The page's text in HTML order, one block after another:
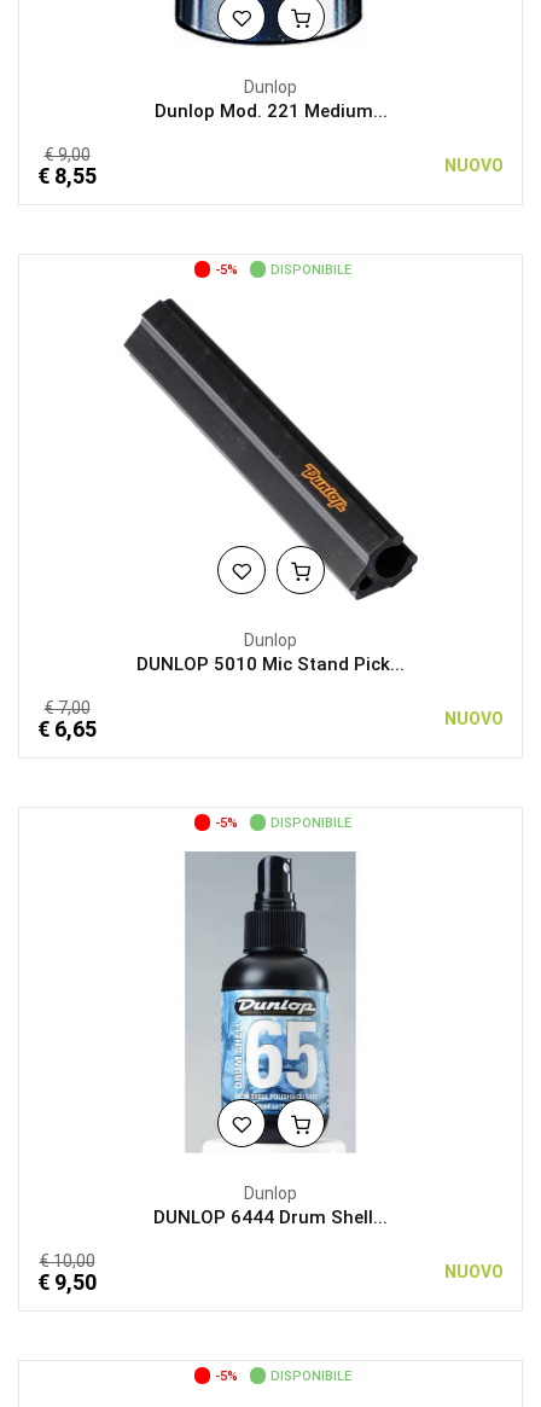
Dunlop
Dunlop Mod. 221 Medium...
€ 9,00
€ 8,55 NUOVO
-5% DISPONIBILE
Dunlop
DUNLOP 5010 Mic Stand Pick...
€ 7,00
€ 6,65 NUOVO
-5% DISPONIBILE
Dunlop
DUNLOP 6444 Drum Shell...
€ 10,00
€ 9,50 NUOVO
-5% DISPONIBILE